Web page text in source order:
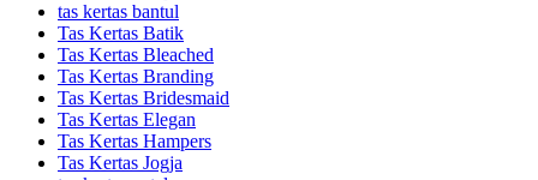
tas kertas bantul
Tas Kertas Batik
Tas Kertas Bleached
Tas Kertas Branding
Tas Kertas Bridesmaid
Tas Kertas Elegan
Tas Kertas Hampers
Tas Kertas Jogja